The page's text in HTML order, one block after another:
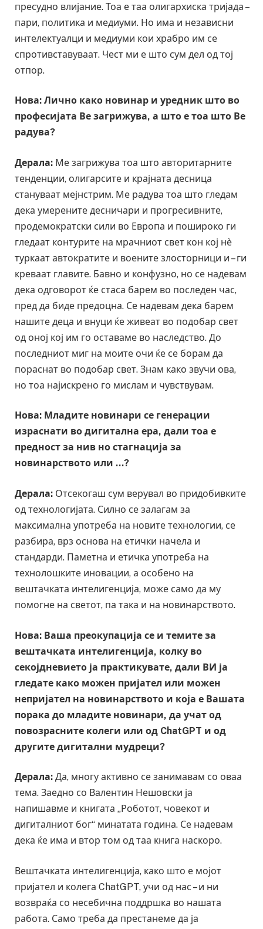
пресудно влијание. Тоа е таа олигархиска тријада –
пари, политика и медиуми. Но има и независни
интелектуалци и медиуми кои храбро им се
спротивставуваат. Чест ми е што сум дел од тој
отпор.
Нова: Лично како новинар и уредник што во
професијата Ве загрижува, а што е тоа што Ве
радува?
Дерала: Ме загрижува тоа што авторитарните
тенденции, олигарсите и крајната десница
стануваат мејнстрим. Ме радува тоа што гледам
дека умерените десничари и прогресивните,
продемократски сили во Европа и пошироко ги
гледаат контурите на мрачниот свет кон кој нѐ
туркаат автократите и воените злосторници и – ги
креваат главите. Бавно и конфузно, но се надевам
дека одговорот ќе стаса барем во последен час,
пред да биде предоцна. Се надевам дека барем
нашите деца и внуци ќе живеат во подобар свет
од оној кој им го оставаме во наследство. До
последниот миг на моите очи ќе се борам да
пораснат во подобар свет. Знам како звучи ова,
но тоа најискрено го мислам и чувствувам.
Нова: Младите новинари се генерации
израснати во дигитална ера, дали тоа е
предност за нив но стагнација за
новинарството или …?
Дерала: Отсекогаш сум верувал во придобивките
од технологијата. Силно се залагам за
максимална употреба на новите технологии, се
разбира, врз основа на етички начела и
стандарди. Паметна и етичка употреба на
технолошките иновации, а особено на
вештачката интелигенција, може само да му
помогне на светот, па така и на новинарството.
Нова: Ваша преокупација се и темите за
вештачката интелигенција, колку во
секојдневието ја практикувате, дали ВИ ја
гледате како можен пријател или можен
непријател на новинарството и која е Вашата
порака до младите новинари, да учат од
повозрасните колеги или од ChatGPT и од
другите дигитални мудреци?
Дерала: Да, многу активно се занимавам со оваа
тема. Заедно со Валентин Нешовски ја
напишавме и книгата „Роботот, човекот и
дигиталниот бог“ минатата година. Се надевам
дека ќе има и втор том од таа книга наскоро.
Вештачката интелигенција, како што е мојот
пријател и колега ChatGPT, учи од нас – и ни
возвраќа со несебична поддршка во нашата
работа. Само треба да престанеме да ја